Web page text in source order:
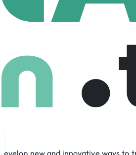
7,608 Employees
learning and research hospitals,
new and innovative ways